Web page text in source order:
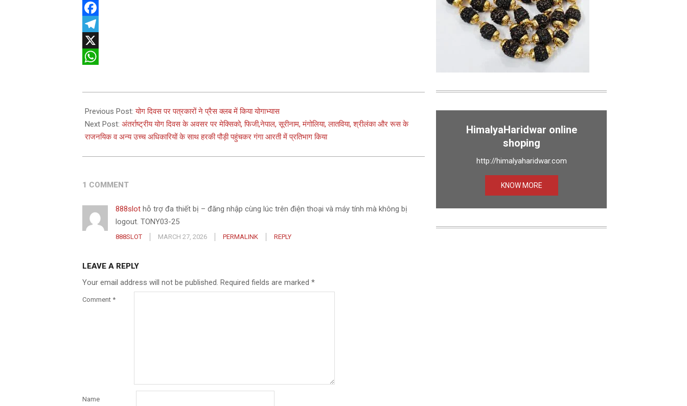
Facebook
Telegram
X
06-
21
Previous Post:योग दिवस पर पत्रकारों ने प्रैस क्लब में किया योगाभ्यास
Next Post: अंतर्राष्ट्रीय योग दिवस के अवसर पर मेक्सिको, फिजी,नेपाल, सूरीनाम, मंगोलिया, लातविया, श्रीलंका और रूस के
राजनयिक व अन्य उच्च अधिकारियों के साथ हरकी पौड़ी पहुंचकर गंगा आरती में प्रतिभाग किया
1 COMMENT
888slot hỗ trợ đa thiết bị – đăng nhập cùng lúc trên điện thoại và máy tính mà không bị
logout. TONY03-25
888SLOT MARCH 27, 2026 PERMALINK REPLY
LEAVE A REPLY
Your email address will not be published. Required fields are marked *
Comment *
Name
HimalyaHaridwar online
shoping
http://himalyaharidwar.com
KNOW MORE